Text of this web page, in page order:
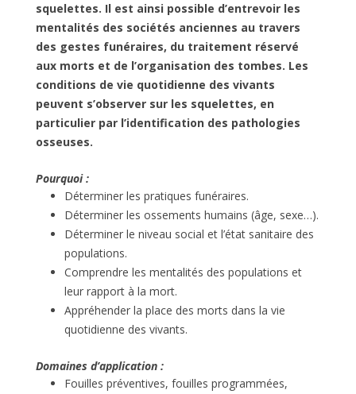
squelettes. Il est ainsi possible d’entrevoir les
mentalités des sociétés anciennes au travers
des gestes funéraires, du traitement réservé
aux morts et de l’organisation des tombes. Les
conditions de vie quotidienne des vivants
peuvent s’observer sur les squelettes, en
particulier par l’identification des pathologies
osseuses.
Pourquoi :
Déterminer les pratiques funéraires.
Déterminer les ossements humains (âge, sexe…).
Déterminer le niveau social et l’état sanitaire des
populations.
Comprendre les mentalités des populations et
leur rapport à la mort.
Appréhender la place des morts dans la vie
quotidienne des vivants.
Domaines d’application :
Fouilles préventives, fouilles programmées,